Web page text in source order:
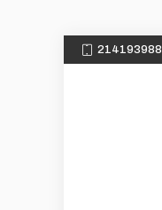
214193988